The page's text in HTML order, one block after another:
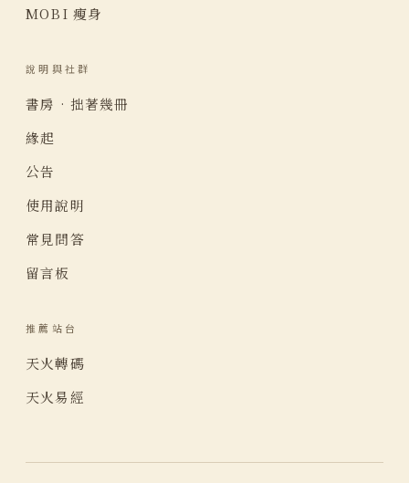
MOBI 瘦身
說明與社群
書房 · 拙著幾冊
緣起
公告
使用說明
常見問答
留言板
推薦站台
天火轉碼
天火易經